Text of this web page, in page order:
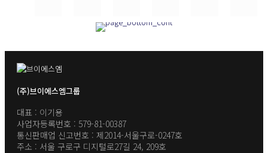
(주)브이에스엠그룹
대표 : 이기용
사업자등록번호 : 579-81-00387
통신판매업 신고번호 : 제2014-서울구로-0247호
주소 : 서울 구로구 디지털로27길 24, 209호